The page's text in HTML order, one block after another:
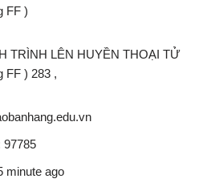
FF )
TRÌNH LÊN HUYỀN THOẠI TỬ
FF ) 283 ,
97785
minute ago